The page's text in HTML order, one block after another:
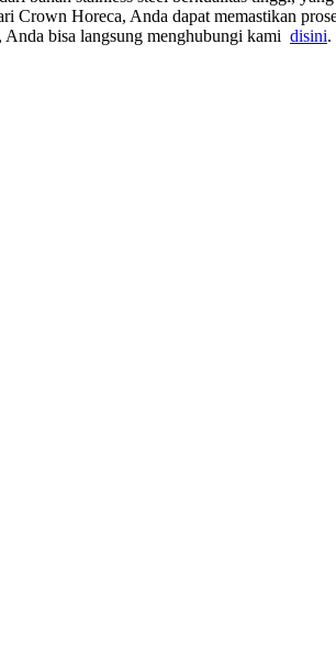
Crown Horeca, Anda dapat memastikan
bisa langsung menghubungi kami disini.